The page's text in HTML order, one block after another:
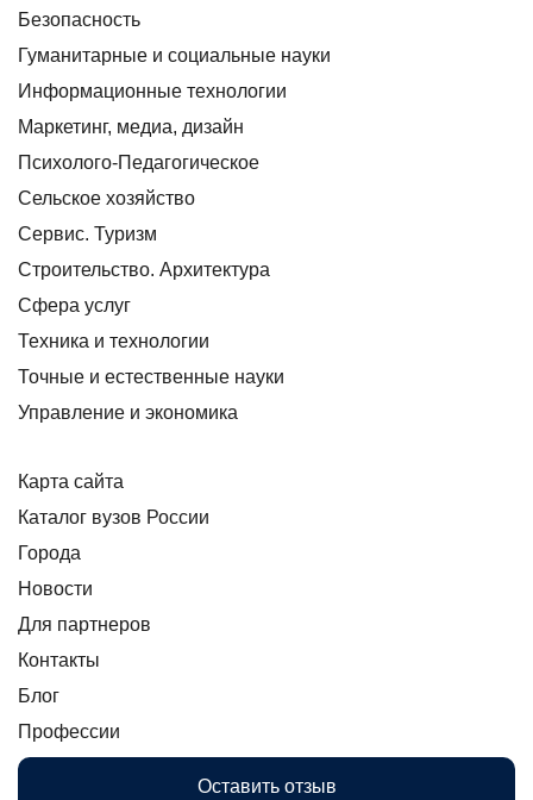
Безопасность
Гуманитарные и социальные науки
Информационные технологии
Маркетинг, медиа, дизайн
Психолого-Педагогическое
Сельское хозяйство
Сервис. Туризм
Строительство. Архитектура
Сфера услуг
Техника и технологии
Точные и естественные науки
Управление и экономика
Карта сайта
Каталог вузов России
Города
Новости
Для партнеров
Контакты
Блог
Профессии
Оставить отзыв